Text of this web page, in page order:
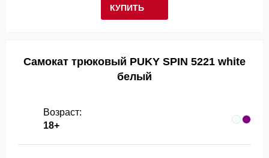
КУПИТЬ
Самокат трюковый PUKY SPIN 5221 white
белый
Возраст:
18+